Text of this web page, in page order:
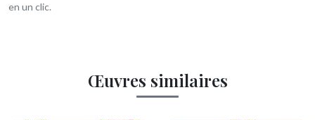
en un clic.
Œuvres similaires